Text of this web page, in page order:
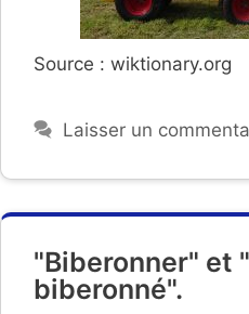
Source : wiktionary.org
Laisser un
"Biberonner" et
biberonné".